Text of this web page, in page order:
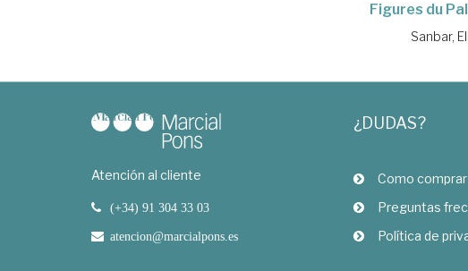
Figures du
Sanbar,
Atención al cliente
(+34) 91 304 33 03
atencion@marcialpons.es
¿DUDAS?
Como comprar
Preguntas
Política de